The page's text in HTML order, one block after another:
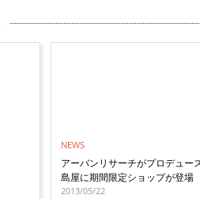
NEWS
アーバンリサーチがプロデュー
島屋に期間限定ショップが登場
2013/05/22